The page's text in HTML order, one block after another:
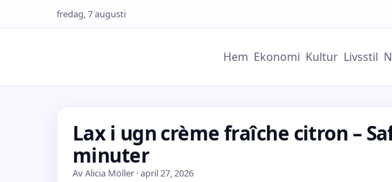
fredag, 7 augusti
Hem Ekonomi Kultur Livsstil
Lax i ugn crème fraîche citron –
minuter
Av Alicia Möller · april 27, 2026